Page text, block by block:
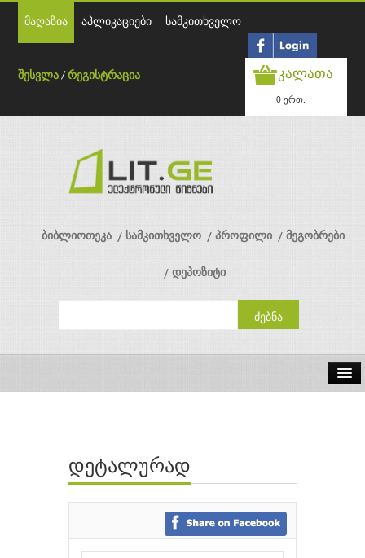
მაღაზია აპლიკაციები სამკითხველო
შესვლა /რეგისტრაცია კალათა
0 ერთ.
ბიბლიოთეკა სამკითხველო პროფილი მეგობრები
დეპოზიტი
ავტორები
გამომცემლობები
დეტალურად